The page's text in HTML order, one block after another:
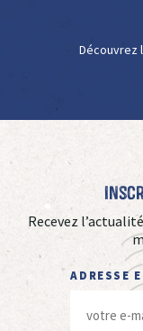
Découvrez
Recevez
ADRESSE